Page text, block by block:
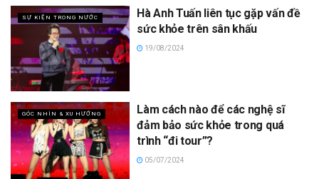
SỰ KIỆN TRONG NƯỚC
Hà Anh Tuấn liên tục gặp vấn đề
sức khỏe trên sân khấu
19/08/2024
GÓC NHÌN & XU HƯỚNG
Làm cách nào để các nghệ sĩ
đảm bảo sức khỏe trong quá
trình “đi tour”?
05/07/2024